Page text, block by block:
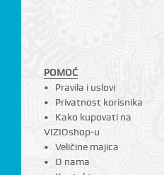
POMOĆ
Pravila i uslovi
Privatnost korisnika
Kako kupovati na
VIZIOshop-u
Veličine majica
O nama